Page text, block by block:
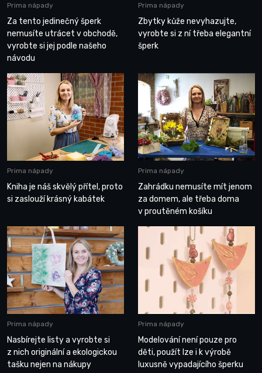
Prima nápady
Za tento jedinečný šperk
nemusíte utrácet v obchodě,
vyrobte si jej podle našeho
návodu
Prima nápady
Zbytky kůže nevyhazujte,
vyrobte si z ní třeba elegantní
šperk
Prima nápady
Kniha je náš skvělý přítel, proto
si zaslouží krásný kabátek
Prima nápady
Zahrádku nemusíte mít jenom
za domem, ale třeba doma
v proutěném košíku
Prima nápady
Nasbírejte listy a vyrobte si
z nich originální a ekologickou
tašku nejen na nákupy
Prima nápady
Modelování není pouze pro
děti, použít lze i k výrobě
luxusně vypadajícího šperku